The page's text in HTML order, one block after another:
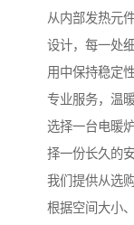
从内部发热元
设计，每一处
用中保持稳定性
专业服务，温
选择一台电暖
择一份长久的
我们提供从选
根据空间大小